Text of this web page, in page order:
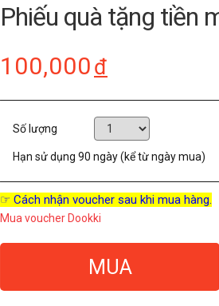
Phiếu quà tặng tiền
100,000đ
Số lượng
Hạn sử dụng 90 ngày (kể từ ngày mua)
☞ Cách nhận voucher sau khi mua hàng.
Mua voucher Dookki
MUA